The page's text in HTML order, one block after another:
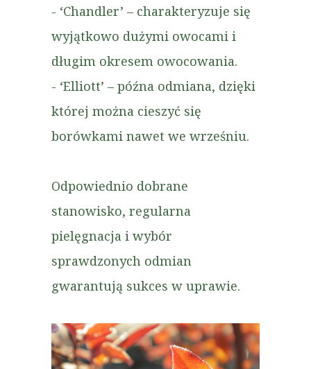
- ‘Chandler’ – charakteryzuje się
wyjątkowo dużymi owocami i
długim okresem owocowania.
- ‘Elliott’ – późna odmiana, dzięki
której można cieszyć się
borówkami nawet we wrześniu.
Odpowiednio dobrane
stanowisko, regularna
pielęgnacja i wybór
sprawdzonych odmian
gwarantują sukces w uprawie.